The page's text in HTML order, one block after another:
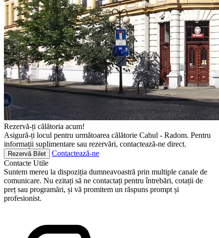
Rezervă-ți călătoria acum!
Asigură-ți locul pentru următoarea călătorie Cahul - Radom. Pentru
informații suplimentare sau rezervări, contactează-ne direct.
Rezervă Bilet
Contactează-ne
Contacte Utile
Suntem mereu la dispoziția dumneavoastră prin multiple canale de
comunicare. Nu ezitați să ne contactați pentru întrebări, cotații de
preț sau programări, și vă promitem un răspuns prompt și
profesionist.